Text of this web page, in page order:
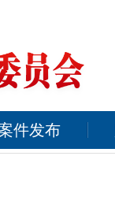
件发布